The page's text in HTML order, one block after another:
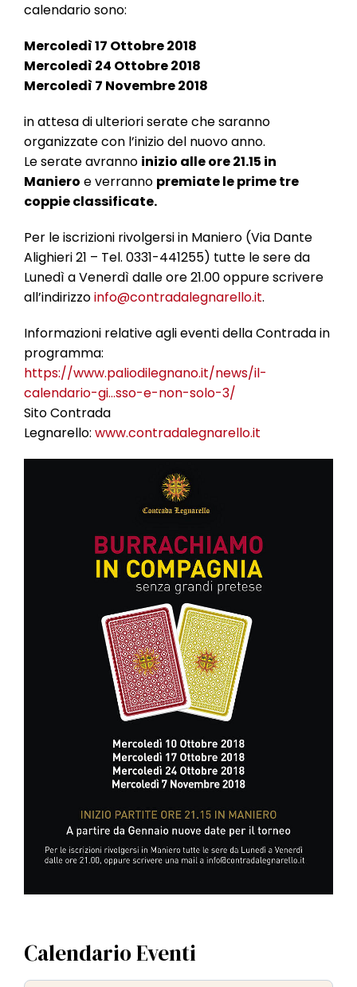
calendario sono:
Mercoledì 17 Ottobre 2018
Mercoledì 24 Ottobre 2018
Mercoledì 7 Novembre 2018
in attesa di ulteriori serate che saranno
organizzate con l’inizio del nuovo anno.
Le serate avranno inizio alle ore 21.15 in
Maniero e verranno premiate le prime tre
coppie classificate.
Per le iscrizioni rivolgersi in Maniero (Via Dante
Alighieri 21 – Tel. 0331-441255) tutte le sere da
Lunedì a Venerdì dalle ore 21.00 oppure scrivere
all’indirizzoinfo@contradalegnarello.it.
Informazioni relative agli eventi della Contrada in
programma:
https://www.paliodilegnano.it/news/il-
calendario-gi…sso-e-non-solo-3/
Sito Contrada
Legnarello: www.contradalegnarello.it
Calendario Eventi